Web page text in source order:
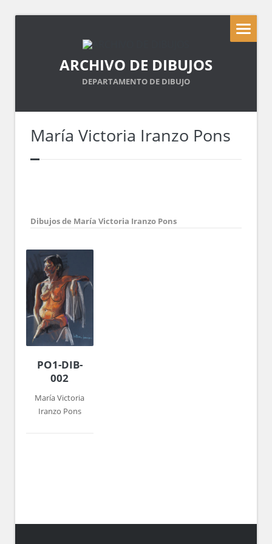
ARCHIVO DE DIBUJOS
DEPARTAMENTO DE DIBUJO
María Victoria Iranzo Pons
Dibujos de María Victoria Iranzo Pons
PO1-DIB-
002
María Victoria
Iranzo Pons